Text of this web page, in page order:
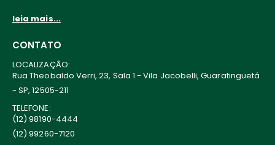
leia mais...
CONTATO
LOCALIZAÇÃO:
Rua Theobaldo Verri, 23, Sala 1 - Vila Jacobelli, Guaratinguetá
- SP, 12505-211
TELEFONE:
(12) 98190-4444
(12) 99260-7120